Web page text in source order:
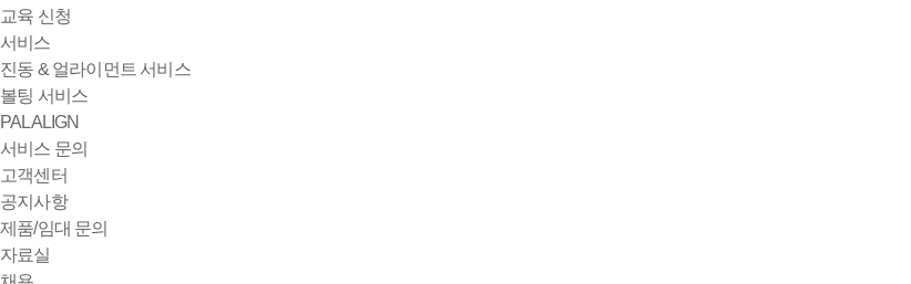
교육 신청
서비스
진동 & 얼라이먼트 서비스
볼팅 서비스
PALALIGN
서비스 문의
고객센터
공지사항
제품/임대 문의
자료실